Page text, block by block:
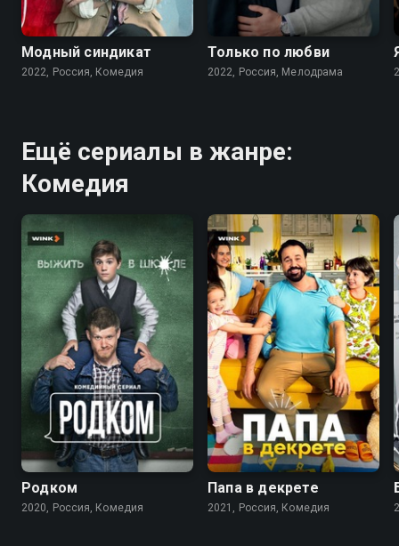
7.6
Модный синдикат
2022, Россия, Комедия
Только по любви
2022, Россия, Мелодрама
Ещё сериалы в жанре:
Комедия
7.9
Родком
2020, Россия, Комедия
7.7
Папа в декрете
2021, Россия, Комедия